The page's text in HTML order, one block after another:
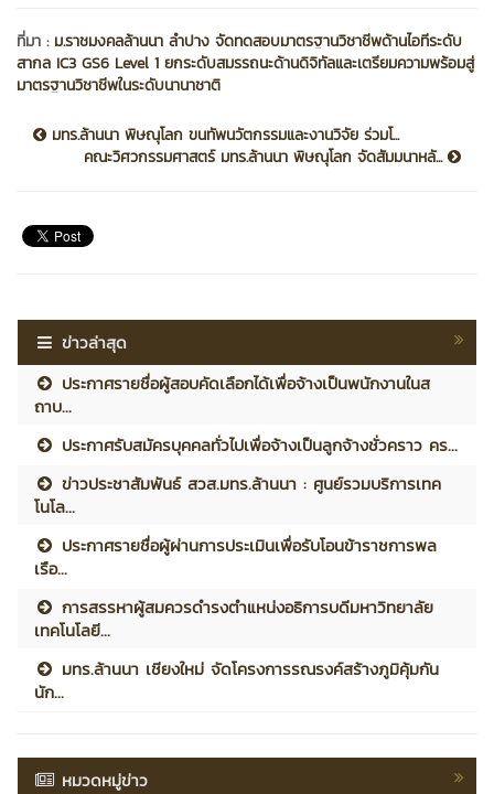
ที่มา : ม.ราชมงคลล้านนา ลำปาง จัดทดสอบมาตรฐานวิชาชีพด้านไอทีระดับ
สากล IC3 GS6 Level 1 ยกระดับสมรรถนะด้านดิจิทัลและเตรียมความพร้อมสู่
มาตรฐานวิชาชีพในระดับนานาชาติ
มทร.ล้านนา พิษณุโลก ขนทัพนวัตกรรมและงานวิจัย ร่วมโ...
คณะวิศวกรรมศาสตร์ มทร.ล้านนา พิษณุโลก จัดสัมมนาหลั...
ข่าวล่าสุด
ประกาศรายชื่อผู้สอบคัดเลือกได้เพื่อจ้างเป็นพนักงานในส
ถาบ...
ประกาศรับสมัครบุคคลทั่วไปเพื่อจ้างเป็นลูกจ้างชั่วคราว คร...
ข่าวประชาสัมพันธ์ สวส.มทร.ล้านนา : ศูนย์รวมบริการเทค
โนโล...
ประกาศรายชื่อผู้ผ่านการประเมินเพื่อรับโอนข้าราชการพล
เรือ...
การสรรหาผู้สมควรดำรงตำแหน่งอธิการบดีมหาวิทยาลัย
เทคโนโลยี...
มทร.ล้านนา เชียงใหม่ จัดโครงการรณรงค์สร้างภูมิคุ้มกัน
นัก...
หมวดหมู่ข่าว